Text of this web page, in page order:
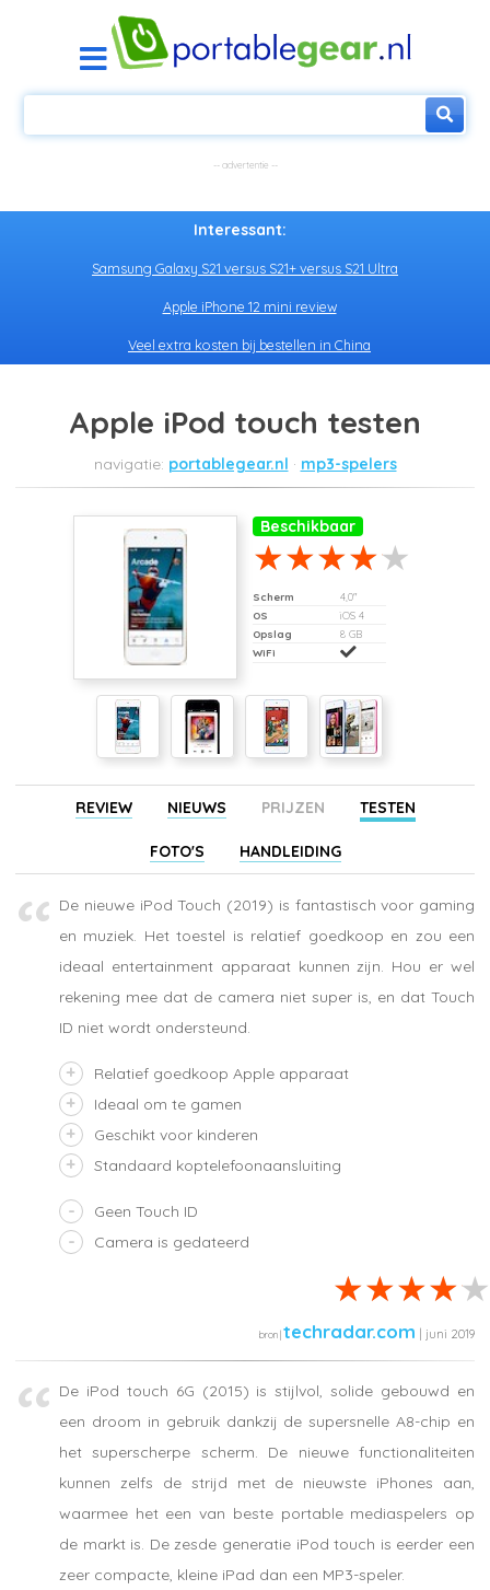
Interessant:
Samsung Galaxy S21 versus S21+ versus S21 Ultra
Apple iPhone 12 mini review
Veel extra kosten bij bestellen in China
Apple iPod touch testen
portablegear.nl mp3-spelers
Beschikbaar
Scherm
4,0"
OS
iOS 4
Opslag
8 GB
WiFi
REVIEW NIEUWS PRIJZEN TESTEN
FOTO'S HANDLEIDING
De nieuwe iPod Touch (2019) is fantastisch voor gaming
en muziek. Het toestel is relatief goedkoop en zou een
ideaal entertainment apparaat kunnen zijn. Hou er wel
rekening mee dat de camera niet super is, en dat Touch
ID niet wordt ondersteund.
Relatief goedkoop Apple apparaat
Ideaal om te gamen
Geschikt voor kinderen
Standaard koptelefoonaansluiting
Geen Touch ID
Camera is gedateerd
techradar.com | juni 2019
De iPod touch 6G (2015) is stijlvol, solide gebouwd en
een droom in gebruik dankzij de supersnelle A8-chip en
het superscherpe scherm. De nieuwe functionaliteiten
kunnen zelfs de strijd met de nieuwste iPhones aan,
waarmee het een van beste portable mediaspelers op
de markt is. De zesde generatie iPod touch is eerder een
zeer compacte, kleine iPad dan een MP3-speler.